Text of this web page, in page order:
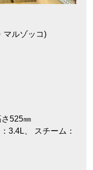
マルゾッコ)
525㎜
3.4L、 スチーム：